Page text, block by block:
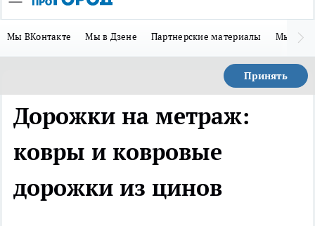
Мы ВКонтакте Мы в Дзене Партнерские материалы Мы в
Принять
Дорожки на метраж:
ковры и ковровые
дорожки из цинов